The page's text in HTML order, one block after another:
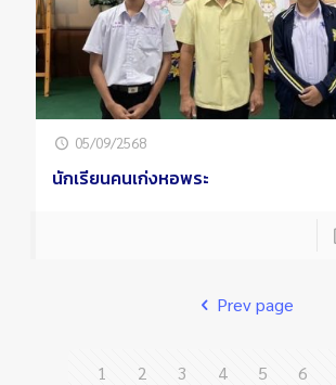
05/09/2568
นักเรียนคนเก่งหอพระ
Prev page
1 2 3 4 5 6